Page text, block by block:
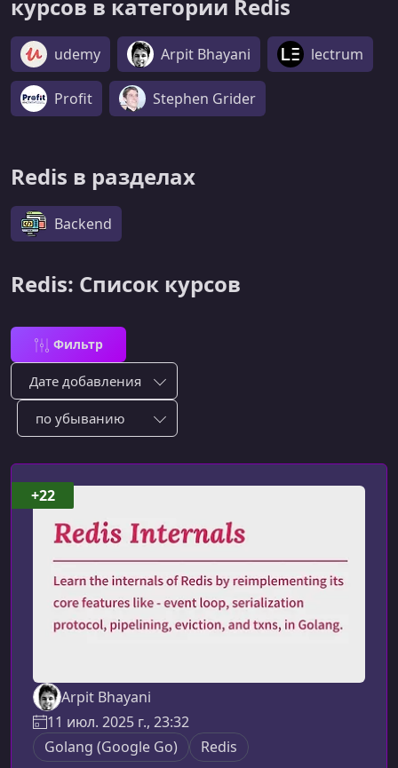
курсов в категории Redis
udemy Arpit Bhayani lectrum
Profit Stephen Grider
Redis в разделах
Backend
Redis: Список курсов
Фильтр
Сортировка по:
Сотировать по:
Arpit Bhayani
11 июл. 2025 г., 23:32
Golang (Google Go)
Redis
+22